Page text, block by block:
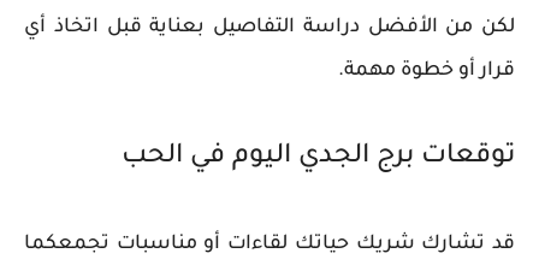
لكن من الأفضل دراسة التفاصيل بعناية قبل اتخاذ أي
قرار أو خطوة مهمة.
توقعات برج الجدي اليوم في الحب
قد تشارك شريك حياتك لقاءات أو مناسبات تجمعكما